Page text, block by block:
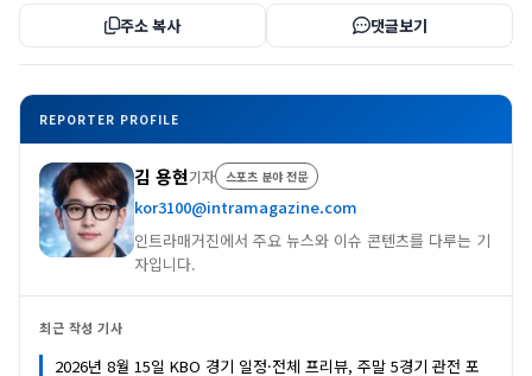
주소 복사 댓글보기
REPORTER PROFILE
김 용현기자 스포츠 분야 전문
kor3100@intramagazine.com
인트라매거진에서 주요 뉴스와 이슈 콘텐츠를 다루는 기
자입니다.
최근 작성 기사
2026년 8월 15일 KBO 경기 일정·전체 프리뷰, 주말 5경기 관전 포